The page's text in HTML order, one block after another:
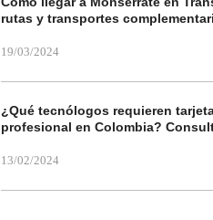
rutas y transportes
19/03/2024
¿Qué tecnólogos requieren
profesional en Colombia?
13/02/2024